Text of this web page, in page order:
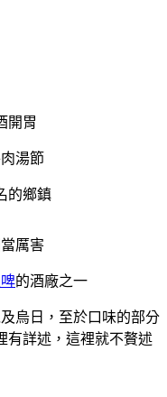
開胃
的鄉鎮
厲害
的酒廠之一
烏日，至於口味的部分
有詳述，這裡就不贅述